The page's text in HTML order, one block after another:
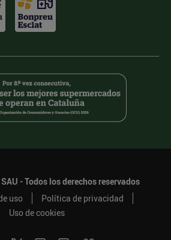
- Todos los derechos reservados
uso
Política de privacidad
Uso de cookies